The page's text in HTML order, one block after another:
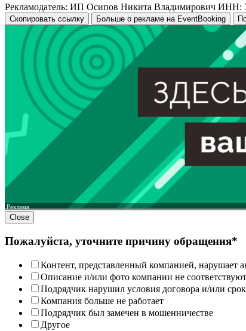
Рекламодатель: ИП Осипов Никита Владимирович ИНН:
Скопировать ссылку Больше о рекламе на EventBooking
Реклама
Close
Пожалуйста, уточните причину обращения*
Контент, представленный компанией, нарушает
Описание и/или фото компании не
Подрядчик нарушил условия договора и/или
Компания больше не работает
Подрядчик был замечен в мошенничестве
Другое